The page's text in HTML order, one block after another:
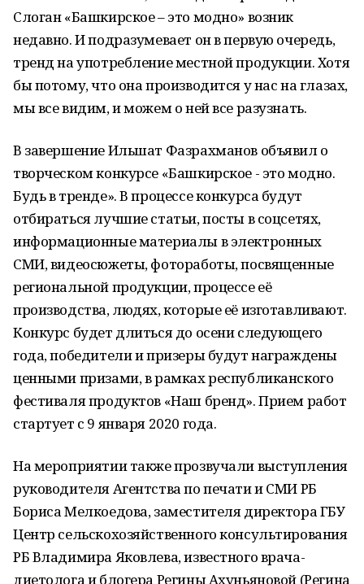
Слоган «Башкирское – это модно» возник
недавно. И подразумевает он в первую очередь,
тренд на употребление местной продукции. Хотя
бы потому, что она производится у нас на глазах,
мы все видим, и можем о ней все разузнать.
В завершение Ильшат Фазрахманов объявил о
творческом конкурсе «Башкирское - это модно.
Будь в тренде». В процессе конкурса будут
отбираться лучшие статьи, посты в соцсетях,
информационные материалы в электронных
СМИ, видеосюжеты, фотоработы, посвященные
региональной продукции, процессе её
производства, людях, которые её изготавливают.
Конкурс будет длиться до осени следующего
года, победители и призеры будут награждены
ценными призами, в рамках республиканского
фестиваля продуктов «Наш бренд». Прием работ
стартует с 9 января 2020 года.
На мероприятии также прозвучали выступления
руководителя Агентства по печати и СМИ РБ
Бориса Мелкоедова, заместителя директора ГБУ
Центр сельскохозяйственного консультирования
РБ Владимира Яковлева, известного врача-
диетолога и блогера Регины Ахуньяновой (Регина